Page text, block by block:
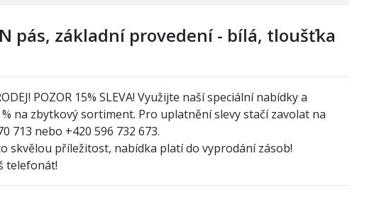
pás, základní provedení - bílá, tloušťka
POZOR 15% SLEVA! Využijte naší speciální nabídky a
na zbytkový sortiment. Pro uplatnění slevy stačí zavolat na
713 nebo +420 596 732 673.
skvělou příležitost, nabídka platí do vyprodání zásob!
telefonát!